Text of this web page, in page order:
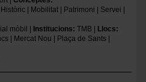
Històric Mobilitat Patrimoni
Servei
mòbil Institucions TMB
Llocs
Mercat Nou
Plaça de Sants